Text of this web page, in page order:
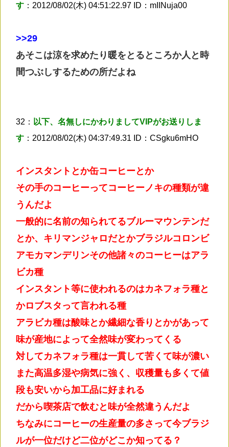
す ：2012/08/02(木) 04:51:22.97 ID：mIINuja00
>>29
あそこは涼を求めたり暖をとるところか人と時
間つぶしするための所だよね
32： 以下、名無しにかわりましてVIPがお送りしま
す ：2012/08/02(木) 04:37:49.31 ID：CSgku6mHO
インスタントとか缶コーヒーとか
その手のコーヒーってコーヒーノキの種類が違
うんだよ
一般的に名前の知られてるブルーマウンテンだ
とか、キリマンジャロだとかブラジルコロンビ
アモカマンデリンその他諸々のコーヒーはアラ
ビカ種
インスタント等に使われるのはカネフォラ種と
かロブスタって言われる種
アラビカ種は酸味とか繊細な香りとかがあって
味が産地によって全然味が変わってくる
対してカネフォラ種は一貫して苦くて味が濃い
また高温多湿や病気に強く、収穫量も多くて値
段も安いから加工品に好まれる
だから喫茶店で飲むと味が全然違うんだよ
ちなみにコーヒーの生産量の多さって今ブラジ
ルが一位だけど二位がどこか知ってる？